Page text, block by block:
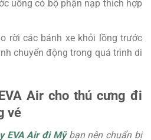
uống có bộ phận nạp thích hợp
rời các bánh xe khỏi lồng trước
chuyển động trong quá trình di
Air cho thú cưng đi
vé
EVA Air đi Mỹbạn nên chuẩn bị